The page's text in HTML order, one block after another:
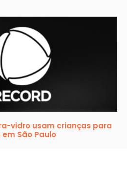
vidro usam crianças para
São Paulo